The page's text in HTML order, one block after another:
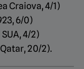
Craiova, 4/1)
6/0)
4/2)
20/2).